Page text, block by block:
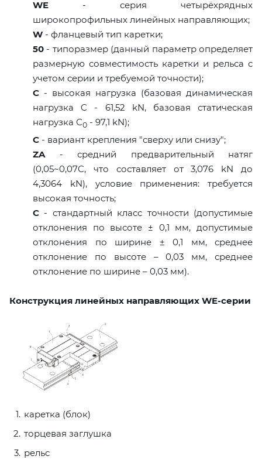
WE - серия четырёхрядных
широкопрофильных линейных направляющих;
W - фланцевый тип каретки;
50 - типоразмер (данный параметр определяет
размерную совместимость каретки и рельса с
учетом серии и требуемой точности);
C - высокая нагрузка (базовая динамическая
нагрузка C - 61,52 kN, базовая статическая
нагрузка С0 - 97,1 kN);
C - вариант крепления "сверху или снизу";
ZA- средний предварительный натяг
(0,05~0,07C, что составляет от 3,076 kN до
4,3064 kN), условие применения: требуется
высокая точность;
C - стандартный класс точности (допустимые
отклонения по высоте ± 0,1 мм, допустимые
отклонения по ширине ± 0,1 мм, среднее
отклонение по высоте – 0,03 мм, среднее
отклонение по ширине – 0,03 мм).
Конструкция линейных направляющих WE-серии
каретка (блок)
торцевая заглушка
рельс